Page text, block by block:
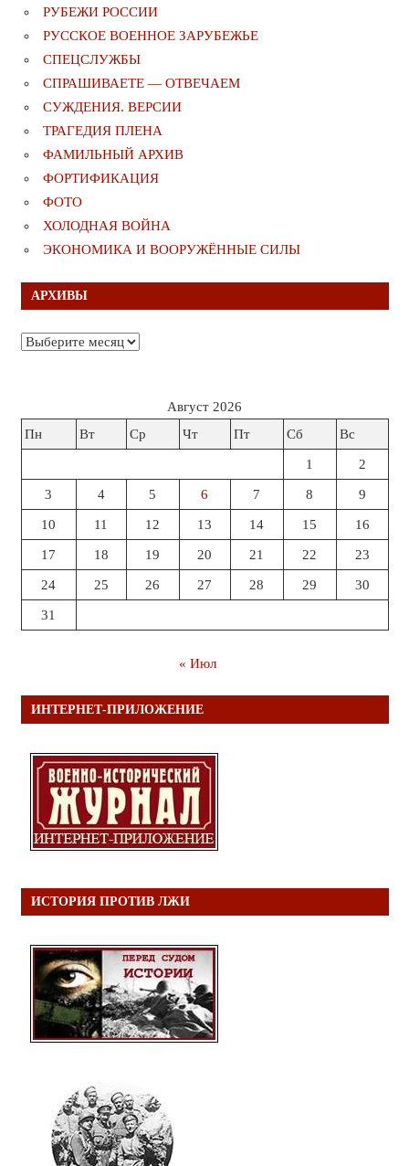
РУБЕЖИ РОССИИ
РУССКОЕ ВОЕННОЕ ЗАРУБЕЖЬЕ
СПЕЦСЛУЖБЫ
СПРАШИВАЕТЕ — ОТВЕЧАЕМ
СУЖДЕНИЯ. ВЕРСИИ
ТРАГЕДИЯ ПЛЕНА
ФАМИЛЬНЫЙ АРХИВ
ФОРТИФИКАЦИЯ
ФОТО
ХОЛОДНАЯ ВОЙНА
ЭКОНОМИКА И ВООРУЖЁННЫЕ СИЛЫ
АРХИВЫ
Архивы
Август 2026
Пн
Вт Ср Чт Пт Сб Вс
1 2
3 4 5 6 7 8 9
10 11 12 13 14 15 16
17 18 19 20 21 22 23
24 25 26 27 28 29 30
31
« Июл
ИНТЕРНЕТ-ПРИЛОЖЕНИЕ
ИСТОРИЯ ПРОТИВ ЛЖИ